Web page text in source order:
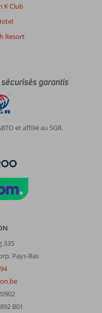
K Club
Resort
garantis
et affilié au SGR.
335
Pays-Bas
B01